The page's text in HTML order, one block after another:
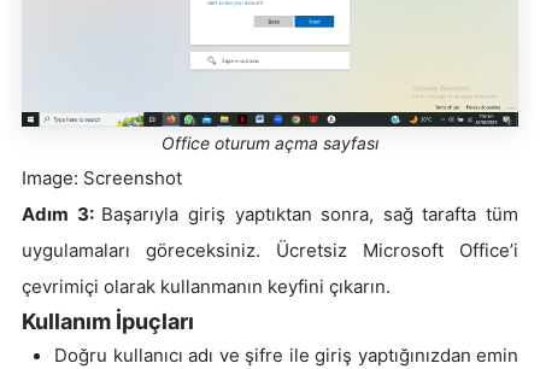
Office oturum açma sayfası
Image: Screenshot
Adım 3: Başarıyla giriş yaptıktan sonra, sağ tarafta tüm
uygulamaları göreceksiniz. Ücretsiz Microsoft Office’i
çevrimiçi olarak kullanmanın keyfini çıkarın.
Kullanım İpuçları
Doğru kullanıcı adı ve şifre ile giriş yaptığınızdan emin